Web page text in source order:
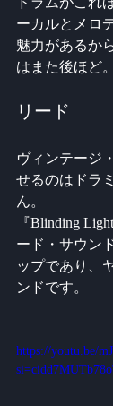
ーカルとメロ
魅力があるか
はまた後ほど。
リード
ヴィンテージ
せるのはドラ
ん。
『Blinding
ード・サウン
ップであり、
ンドです。
https://youtu.be/